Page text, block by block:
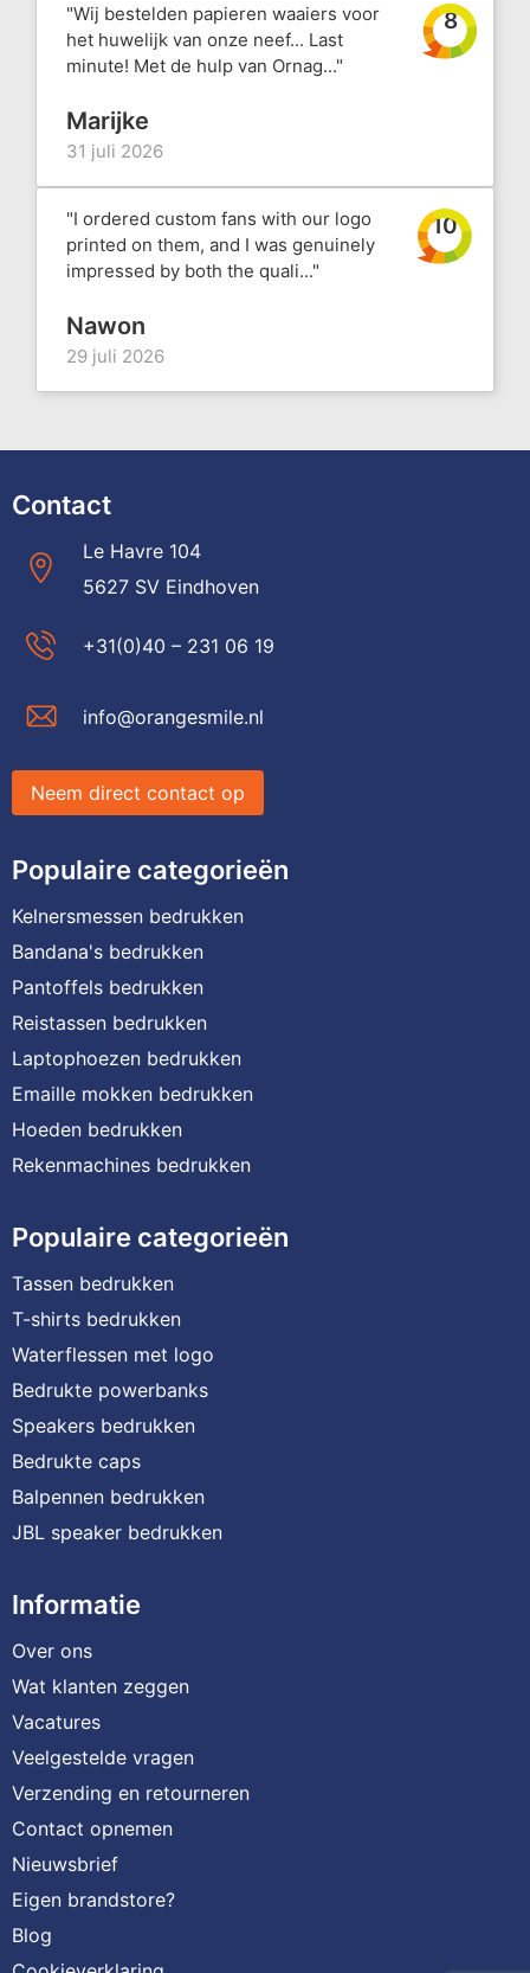
"Wij bestelden papieren waaiers voor
het huwelijk van onze neef... Last
minute! Met de hulp van Ornag..."
8
Marijke
31 juli 2026
"I ordered custom fans with our logo
printed on them, and I was genuinely
impressed by both the quali..."
10
Nawon
29 juli 2026
Contact
Le Havre 104
5627 SV Eindhoven
+31(0)40 – 231 06 19
info@orangesmile.nl
Neem direct contact op
Populaire categorieën
Kelnersmessen bedrukken
Bandana's bedrukken
Pantoffels bedrukken
Reistassen bedrukken
Laptophoezen bedrukken
Emaille mokken bedrukken
Hoeden bedrukken
Rekenmachines bedrukken
Populaire categorieën
Tassen bedrukken
T-shirts bedrukken
Waterflessen met logo
Bedrukte powerbanks
Speakers bedrukken
Bedrukte caps
Balpennen bedrukken
JBL speaker bedrukken
Informatie
Over ons
Wat klanten zeggen
Vacatures
Veelgestelde vragen
Verzending en retourneren
Contact opnemen
Nieuwsbrief
Eigen brandstore?
Blog